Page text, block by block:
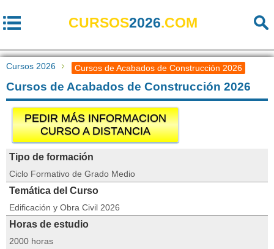
CURSOS2026.COM
Cursos 2026 Cursos de Acabados de Construcción 2026
Cursos de Acabados de Construcción 2026
PEDIR MÁS INFORMACION
CURSO A DISTANCIA
Tipo de formación
Ciclo Formativo de Grado Medio
Temática del Curso
Edificación y Obra Civil 2026
Horas de estudio
2000 horas